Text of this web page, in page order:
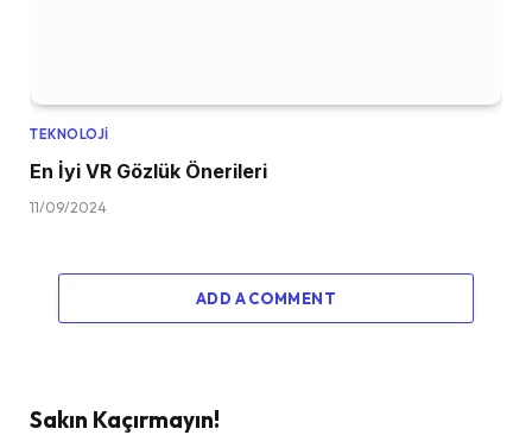
TEKNOLOJI
En İyi VR Gözlük Önerileri
11/09/2024
ADD A COMMENT
Sakın Kaçırmayın!